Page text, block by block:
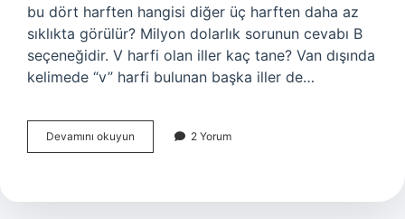
bu dört harften hangisi diğer üç harften daha az
sıklıkta görülür? Milyon dolarlık sorunun cevabı B
seçeneğidir. V harfi olan iller kaç tane? Van dışında
kelimede “v” harfi bulunan başka iller de…
Devamını okuyun
Harf
Kullanılmıştır
2 Yorum